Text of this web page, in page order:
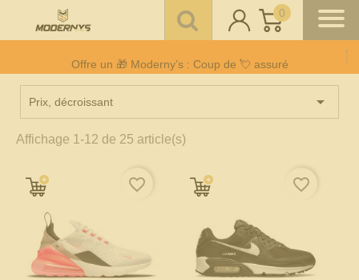
0
Offre un 🎁 Moderny’s : Coup de 💘 assuré
Prix, décroissant 
Affichage 1-12 de 25 article(s)
favorite_border favorite_border